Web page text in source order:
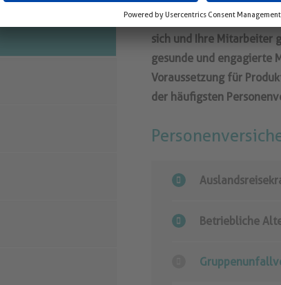
Für Sie als
sich und Ihre Mitarbeiter
gesunde und engagierte
Voraussetzung für
der häufigsten
Betriebliche